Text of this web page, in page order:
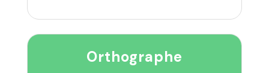
Orthographe